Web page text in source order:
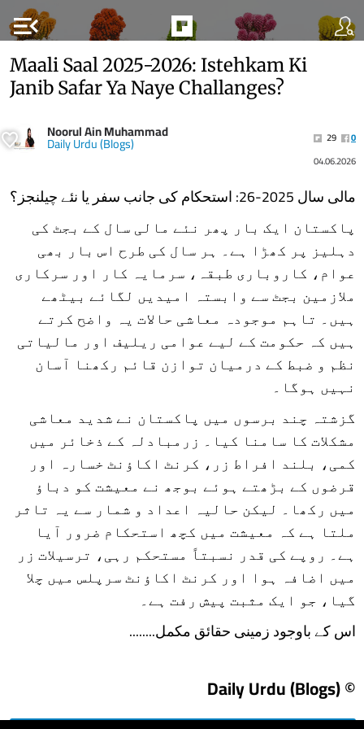
menu_open
Maali Saal 2025-2026: Istehkam Ki
Janib Safar Ya Naye Challanges?
Noorul Ain Muhammad
Daily Urdu (Blogs) 29
0
04.06.2026
مالی سال 2025-26: استحکام کی جانب سفر یا نئے چیلنجز؟
پاکستان ایک بار پھر نئے مالی سال کے بجٹ کی
دہلیز پر کھڑا ہے۔ ہر سال کی طرح اس بار بھی
عوام، کاروباری طبقہ، سرمایہ کار اور سرکاری
ملازمین بجٹ سے وابستہ امیدیں لگائے بیٹھے
ہیں۔ تاہم موجودہ معاشی حالات یہ واضح کرتے
ہیں کہ حکومت کے لیے عوامی ریلیف اور مالیاتی
نظم و ضبط کے درمیان توازن قائم رکھنا آسان
نہیں ہوگا۔
گزشتہ چند برسوں میں پاکستان نے شدید معاشی
مشکلات کا سامنا کیا۔ زرمبادلہ کے ذخائر میں
کمی، بلند افراط زر، کرنٹ اکاؤنٹ خسارہ اور
قرضوں کے بڑھتے ہوئے بوجھ نے معیشت کو دباؤ
میں رکھا۔ لیکن حالیہ اعداد و شمار سے یہ تاثر
ملتا ہے کہ معیشت میں کچھ استحکام ضرور آیا
ہے۔ روپے کی قدر نسبتاً مستحکم رہی، ترسیلات زر
میں اضافہ ہوا اور کرنٹ اکاؤنٹ سرپلس میں چلا
گیا، جو ایک مثبت پیش رفت ہے۔
اس کے باوجود زمینی حقائق مکمل........
© Daily Urdu (Blogs)